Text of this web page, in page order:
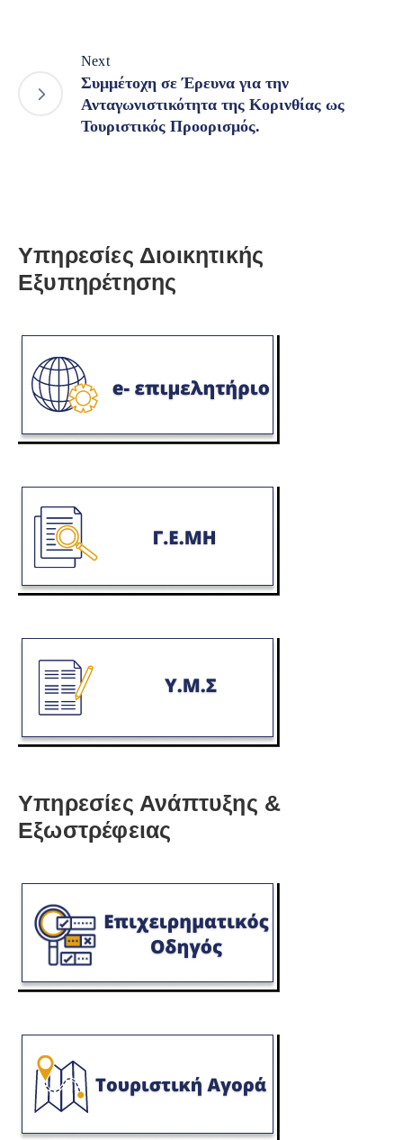
Next
Συμμέτοχη σε Έρευνα για την
Ανταγωνιστικότητα της Κορινθίας ως
Τουριστικός Προορισμός.
Υπηρεσίες Διοικητικής
Εξυπηρέτησης
Υπηρεσίες Ανάπτυξης &
Εξωστρέφειας